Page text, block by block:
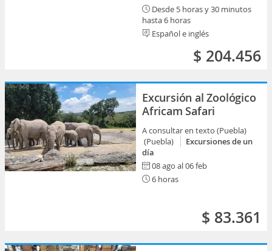
Desde 5 horas y 30 minutos
hasta 6 horas
Español e inglés
$ 204.456
Excursión al Zoológico
Africam Safari
A consultar en texto (Puebla)
(Puebla)
Excursiones de un
día
08 ago al 06 feb
6 horas
$ 83.361